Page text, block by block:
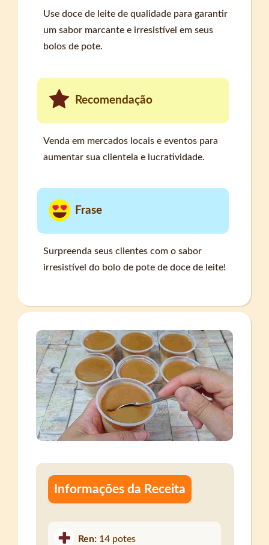
Use doce de leite de qualidade para garantir
um sabor marcante e irresistível em seus
bolos de pote.
Recomendação
Venda em mercados locais e eventos para
aumentar sua clientela e lucratividade.
Frase
Surpreenda seus clientes com o sabor
irresistível do bolo de pote de doce de leite!
Informações da Receita
Ren: 14 potes